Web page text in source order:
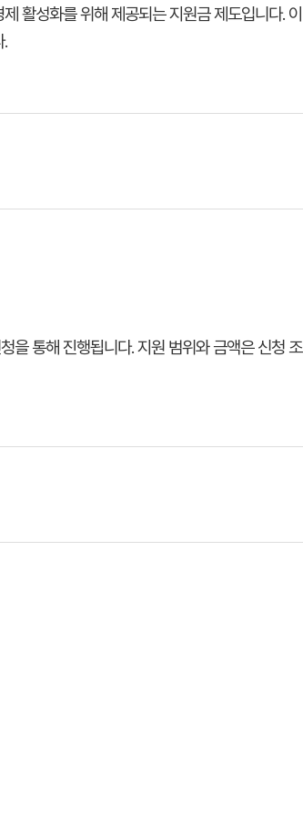
활성화를 위해 제공되는 지원금 제도입니다. 이
.
을 통해 진행됩니다. 지원 범위와 금액은 신청 조